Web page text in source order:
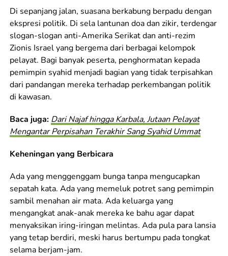
Di sepanjang jalan, suasana berkabung berpadu dengan
ekspresi politik. Di sela lantunan doa dan zikir, terdengar
slogan-slogan anti-Amerika Serikat dan anti-rezim
Zionis Israel yang bergema dari berbagai kelompok
pelayat. Bagi banyak peserta, penghormatan kepada
pemimpin syahid menjadi bagian yang tidak terpisahkan
dari pandangan mereka terhadap perkembangan politik
di kawasan.
Baca juga: Dari Najaf hingga Karbala, Jutaan Pelayat
Mengantar Perpisahan Terakhir Sang Syahid Ummat
Keheningan yang Berbicara
Ada yang menggenggam bunga tanpa mengucapkan
sepatah kata. Ada yang memeluk potret sang pemimpin
sambil menahan air mata. Ada keluarga yang
mengangkat anak-anak mereka ke bahu agar dapat
menyaksikan iring-iringan melintas. Ada pula para lansia
yang tetap berdiri, meski harus bertumpu pada tongkat
selama berjam-jam.